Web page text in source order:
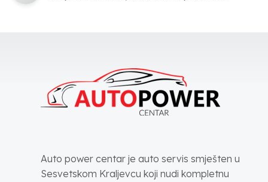
Auto power centar je auto servis smješten u
Sesvetskom Kraljevcu koji nudi kompletnu